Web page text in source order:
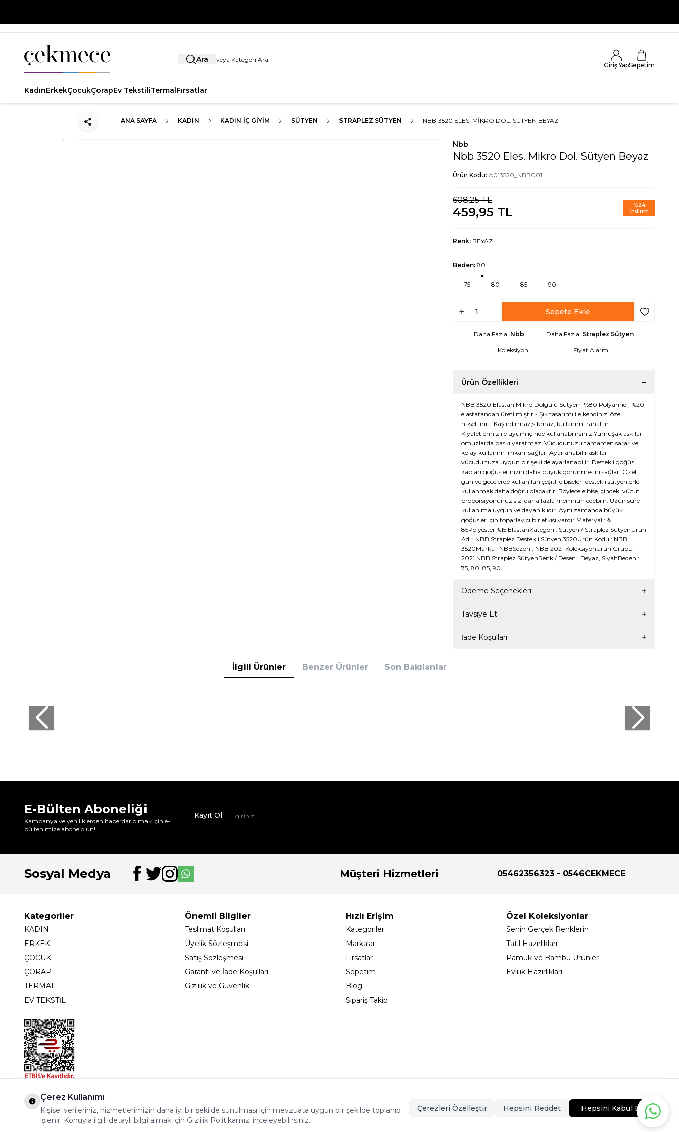
Ara
Giriş YapSepetim
KadınErkekÇocukÇorapEv TekstiliTermalFırsatlar
ANA SAYFA KADIN KADIN İÇ GIYIM SÜTYEN STRAPLEZ SÜTYEN NBB 3520 ELES. MIKRO DOL. SÜTYEN BEYAZ
Paylaş
Nbb
Nbb 3520 Eles. Mikro Dol. Sütyen Beyaz
Ürün Kodu: A013520_NBB001
608,25TL
459,95 TL %24
İndirim
Renk: BEYAZ
Beden: 80
75 80 85 90
Sepete Ekle Favoriye
Daha Fazla Nbb Daha Fazla Straplez Sütyen
Koleksiyon Fiyat Alarmı
Ürün Özellikleri
NBB 3520 Elastan Mikro Dolgulu Sütyen- %80 Polyamid , %20
elastatandan üretilmiştir.- Şık tasarımı ile kendinizi özel
hissettirir.- Kaşındırmaz,sıkmaz, kullanımı rahattır. -
Kıyafetleriniz ile uyum içinde kullanabilirsiniz.Yumuşak askıları
omuzlarda baskı yaratmaz. Vücudunuzu tamamen sarar ve
kolay kullanım imkanı sağlar. Ayarlanabilir askıları
vücudunuza uygun bir şekilde ayarlanabilir. Destekli göğüs
kapları göğüslerinizin daha büyük görünmesini sağlar. Özel
gün ve gecelerde kullanılan çeşitli elbiseleri destekli sütyenlerle
kullanmak daha doğru olacaktır. Böylece elbise içindeki vücut
proporsiyonunuz sizi daha fazla memnun edebilir. Uzun süre
kullanıma uygun ve dayanıklıdır. Aynı zamanda büyük
göğüsler için toparlayıcı bir etkisi vardır.Materyal : %
85Polyester %15 ElastanKategori : Sütyen / Straplez SütyenÜrün
Adı : NBB Straplez Destekli Sütyen 3520Ürün Kodu : NBB
3520Marka : NBBSezon : NBB 2021 KoleksiyonÜrün Grubu :
2021 NBB Straplez SütyenRenk / Desen : Beyaz, SiyahBeden :
75, 80, 85, 90
Ödeme Seçenekleri
Tavsiye Et
İade Koşulları
İlgili Ürünler Benzer Ürünler Son Bakılanlar
Nbb 3520 Eles. Mikro Dol. Sütyen Siyah
TL
E-Bülten Aboneliği
Kampanya ve yeniliklerden haberdar olmak için e-
bültenimize abone olun!
Kayıt Ol
Sosyal Medya Müşteri Hizmetleri 05462356323 - 0546CEKMECE
Kategoriler
KADIN
ERKEK
ÇOCUK
ÇORAP
TERMAL
EV TEKSTİL
Önemli Bilgiler
Teslimat Koşulları
Üyelik Sözleşmesi
Satış Sözleşmesi
Garanti ve İade Koşulları
Gizlilik ve Güvenlik
Hızlı Erişim
Kategoriler
Markalar
Fırsatlar
Sepetim
Blog
Sipariş Takip
Özel Koleksiyonlar
Senin Gerçek Renklerin
Tatil Hazırlıkları
Pamuk ve Bambu Ürünler
Evlilik Hazırlıkları
Çerez Kullanımı
Kişisel verileriniz, hizmetlerimizin daha iyi bir şekilde sunulması için mevzuata uygun bir şekilde toplanıp
işlenir. Konuyla ilgili detaylı bilgi almak için Gizlilik Politikamızı inceleyebilirsiniz.
Çerezleri Özelleştir Hepsini Reddet Hepsini Kabul Et